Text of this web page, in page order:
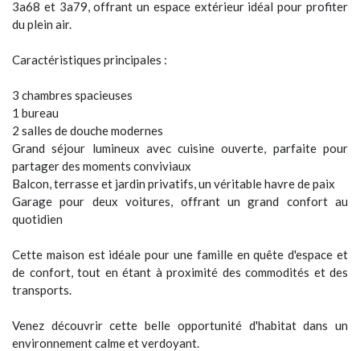
3a68 et 3a79, offrant un espace extérieur idéal pour profiter
du plein air.
Caractéristiques principales :
3 chambres spacieuses
1 bureau
2 salles de douche modernes
Grand séjour lumineux avec cuisine ouverte, parfaite pour
partager des moments conviviaux
Balcon, terrasse et jardin privatifs, un véritable havre de paix
Garage pour deux voitures, offrant un grand confort au
quotidien
Cette maison est idéale pour une famille en quête d'espace et
de confort, tout en étant à proximité des commodités et des
transports.
Venez découvrir cette belle opportunité d'habitat dans un
environnement calme et verdoyant.